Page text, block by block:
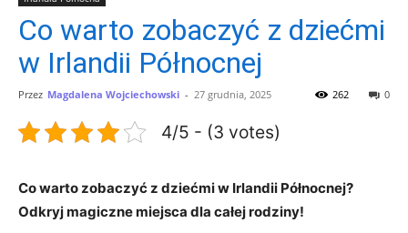
Co warto zobaczyć z dziećmi
w Irlandii Północnej
Przez Magdalena Wojciechowski - 27 grudnia, 2025 0
262
4/5 - (3 votes)
Co warto zobaczyć z dziećmi w Irlandii Północnej?
Odkryj magiczne miejsca dla całej rodziny!